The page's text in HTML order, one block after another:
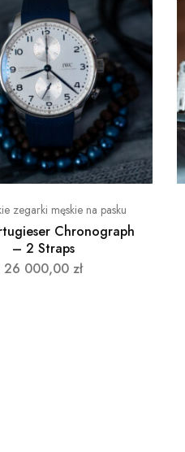
zegarki męskie na pasku
Chronograph
– 2 Straps
26 000,00 zł